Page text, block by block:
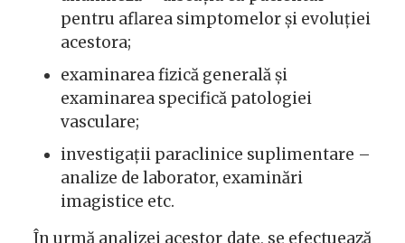
pentru aflarea simptomelor și evoluției
acestora;
examinarea fizică generală și
examinarea specifică patologiei
vasculare;
investigații paraclinice suplimentare –
analize de laborator, examinări
imagistice etc.
În urmă analizei acestor date, se efectuează